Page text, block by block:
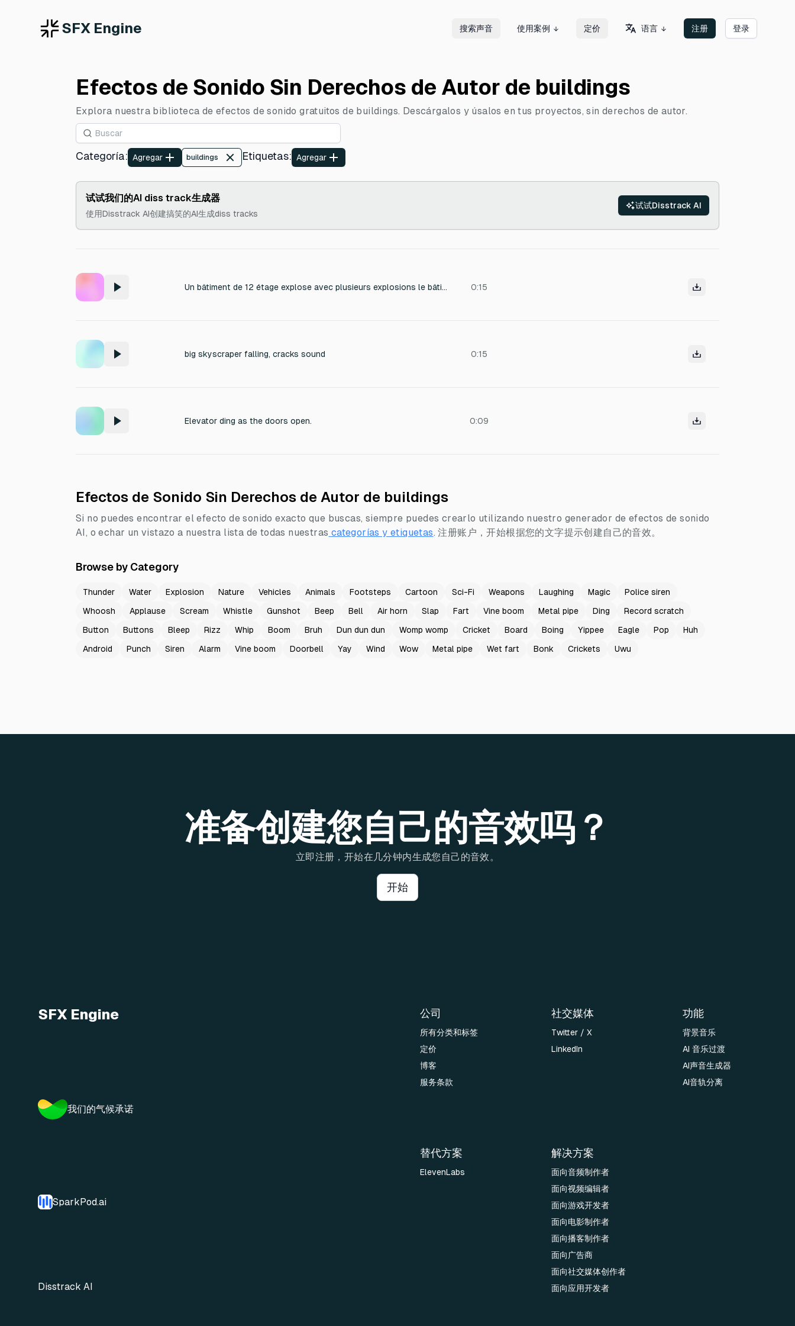
SFX Engine 搜索声音 使用案例 定价 语言 注册 登录
Efectos de Sonido Sin Derechos de Autor de buildings
Explora nuestra biblioteca de efectos de sonido gratuitos de buildings. Descárgalos y úsalos en tus proyectos, sin derechos de autor.
Categoría: Agregar buildings Etiquetas: Agregar
试试我们的AI diss track生成器
使用Disstrack AI创建搞笑的AI生成diss tracks
试试Disstrack AI
Un bâtiment de 12 étage explose avec plusieurs explosions le bâtiment s’écroule. Des vitres s’éclate 0:15
big skyscraper falling, cracks sound 0:15
Elevator ding as the doors open. 0:09
Efectos de Sonido Sin Derechos de Autor de buildings
Si no puedes encontrar el efecto de sonido exacto que buscas, siempre puedes crearlo utilizando nuestro generador de efectos de sonido
AI, o echar un vistazo a nuestra lista de todas nuestras categorías y etiquetas.注册账户，开始根据您的文字提示创建自己的音效。
Browse by Category
Thunder Water Explosion Nature Vehicles Animals Footsteps Cartoon Sci-Fi Weapons Laughing Magic
Police siren
Whoosh
Applause Scream Whistle Gunshot Beep Bell Air horn Slap Fart Vine boom Metal pipe Ding
Record scratch
Button
Buttons Bleep Rizz Whip Boom Bruh Dun dun dun Womp womp Cricket Board Boing Yippee Eagle Pop
Huh
Android
Punch Siren Alarm Vine boom Doorbell Yay Wind Wow Metal pipe Wet fart Bonk Crickets Uwu
准备创建您自己的音效吗？
立即注册，开始在几分钟内生成您自己的音效。
开始
SFX Engine
我们的气候承诺
SparkPod.ai
Disstrack AI
公司
所有分类和标签
定价
博客
服务条款
社交媒体
Twitter / X
LinkedIn
功能
背景音乐
AI 音乐过渡
AI声音生成器
AI音轨分离
替代方案
ElevenLabs
解决方案
面向音频制作者
面向视频编辑者
面向游戏开发者
面向电影制作者
面向播客制作者
面向广告商
面向社交媒体创作者
面向应用开发者